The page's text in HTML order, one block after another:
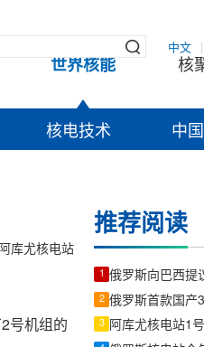
中文
世界核能 核
核电技术 中
阿库尤核电站
号机组的
推荐阅读
1
2
3